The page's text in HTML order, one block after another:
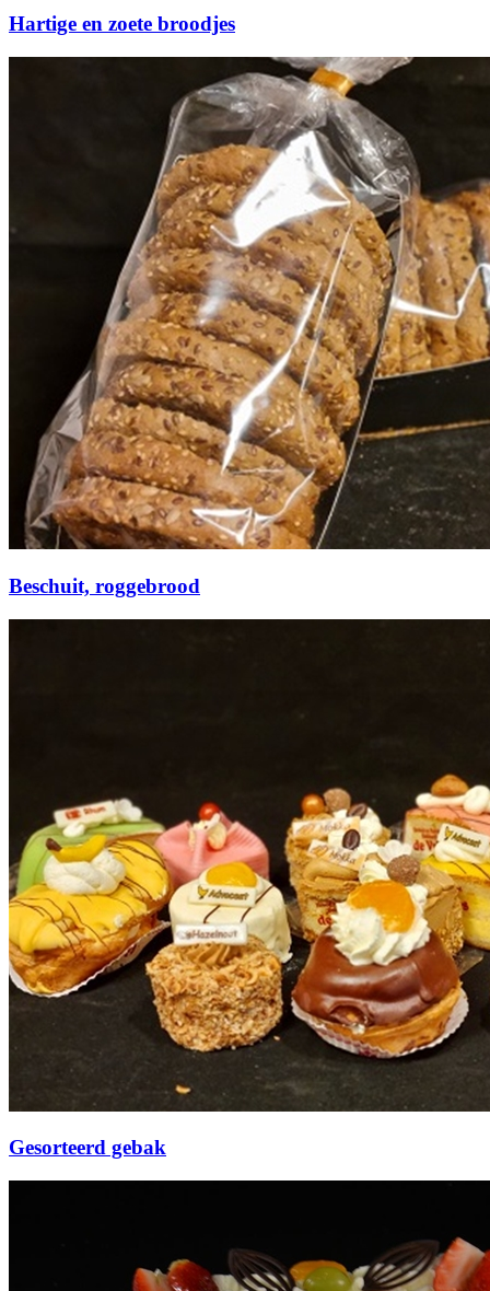
Hartige en zoete broodjes
Beschuit, roggebrood
Gesorteerd gebak